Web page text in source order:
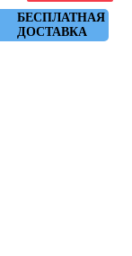
БЕСПЛАТНАЯ
ДОСТАВКА